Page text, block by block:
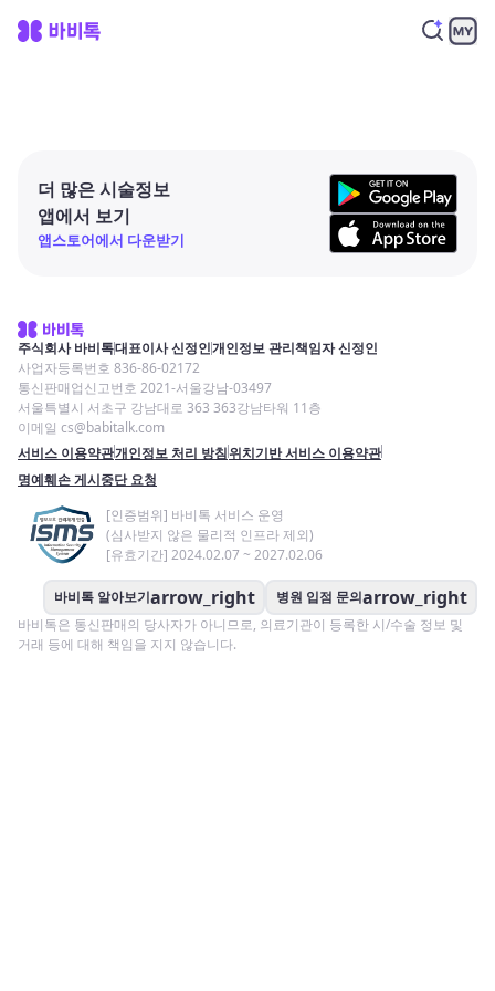
더 많은 시술정보
앱에서 보기
앱스토어에서 다운받기
주식회사 바비톡대표이사 신정인개인정보 관리책임자 신정인
사업자등록번호 836-86-02172
통신판매업신고번호 2021-서울강남-03497
서울특별시 서초구 강남대로 363 363강남타워 11층
이메일 cs@babitalk.com
서비스 이용약관개인정보 처리 방침위치기반 서비스 이용약관
명예훼손 게시중단 요청
[인증범위] 바비톡 서비스 운영
(심사받지 않은 물리적 인프라 제외)
[유효기간] 2024.02.07 ~ 2027.02.06
바비톡 알아보기arrow_right 병원 입점 문의arrow_right
바비톡은 통신판매의 당사자가 아니므로, 의료기관이 등록한 시/수술 정보 및
거래 등에 대해 책임을 지지 않습니다.